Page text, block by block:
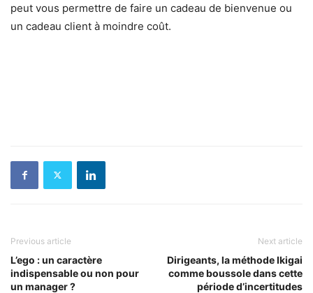
peut vous permettre de faire un cadeau de bienvenue ou
un cadeau client à moindre coût.
Previous article
L’ego : un caractère
indispensable ou non pour
un manager ?
Next article
Dirigeants, la méthode Ikigai
comme boussole dans cette
période d’incertitudes